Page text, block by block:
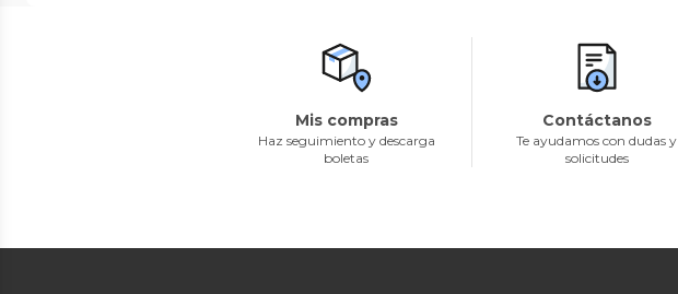
Mis compras
Haz seguimiento y descarga
boletas
Contáctanos
Te ayudamos con dudas y
solicitudes